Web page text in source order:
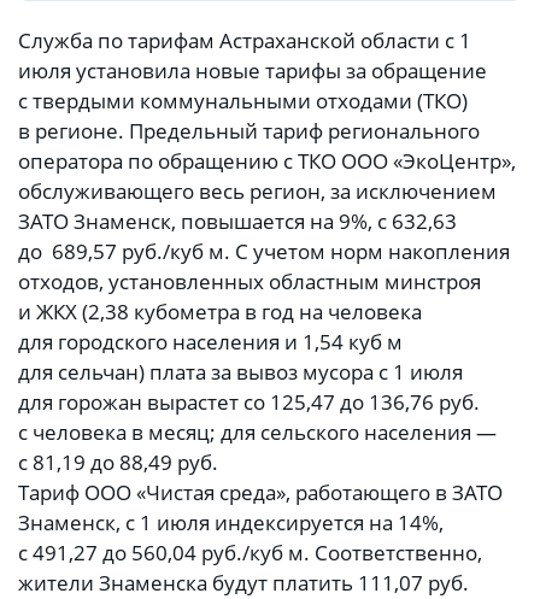
Служба по тарифам Астраханской области с 1
июля установила новые тарифы за обращение
с твердыми коммунальными отходами (ТКО)
в регионе. Предельный тариф регионального
оператора по обращению с ТКО ООО «ЭкоЦентр»,
обслуживающего весь регион, за исключением
ЗАТО Знаменск, повышается на 9%, с 632,63
до 689,57 руб./куб м. С учетом норм накопления
отходов, установленных областным минстроя
и ЖКХ (2,38 кубометра в год на человека
для городского населения и 1,54 куб м
для сельчан) плата за вывоз мусора с 1 июля
для горожан вырастет со 125,47 до 136,76 руб.
с человека в месяц; для сельского населения —
с 81,19 до 88,49 руб.
Тариф ООО «Чистая среда», работающего в ЗАТО
Знаменск, с 1 июля индексируется на 14%,
с 491,27 до 560,04 руб./куб м. Соответственно,
жители Знаменска будут платить 111,07 руб.